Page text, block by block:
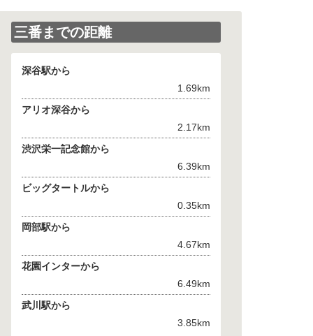
三番までの距離
深谷駅から
1.69km
アリオ深谷から
2.17km
渋沢栄一記念館から
6.39km
ビッグタートルから
0.35km
岡部駅から
4.67km
花園インターから
6.49km
武川駅から
3.85km